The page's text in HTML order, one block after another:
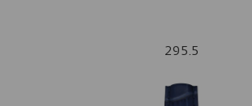
295.5